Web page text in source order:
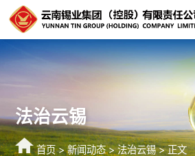
法治云锡
首页>新闻动态>法治云锡> 正文